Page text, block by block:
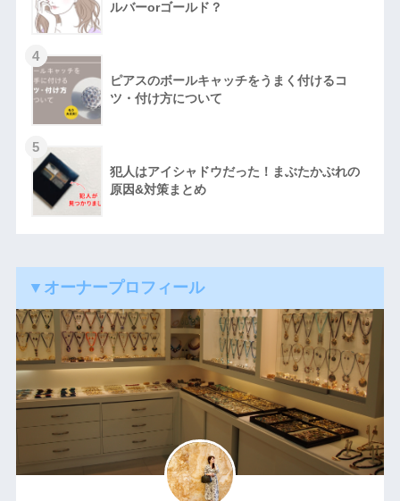
ルバーorゴールド？
4
ピアスのボールキャッチをうまく付けるコ
ツ・付け方について
5
犯人はアイシャドウだった！まぶたかぶれの
原因&対策まとめ
▼オーナープロフィール